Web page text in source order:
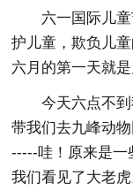
六一国际儿
护儿童，欺负儿
六月的第一天就是
今天六点不
带我们去九峰动
-----哇！原来是一
我们看见了大老